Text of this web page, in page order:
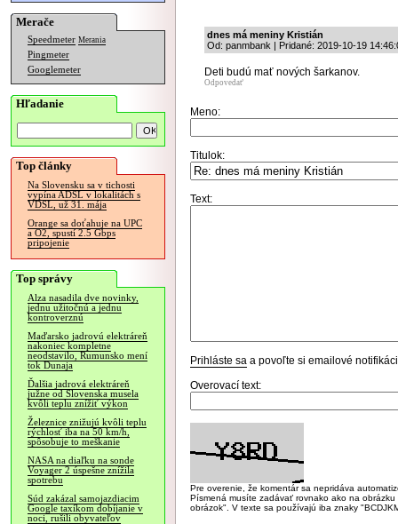
Merače
Speedmeter Merania
Pingmeter
Googlemeter
Hľadanie
Top články
Na Slovensku sa v tichosti
vypína ADSL v lokalitách s
VDSL, už 31. mája
Orange sa doťahuje na UPC
a O2, spustí 2.5 Gbps
pripojenie
Top správy
Alza nasadila dve novinky,
jednu užitočnú a jednu
kontroverznú
Maďarsko jadrovú elektráreň
nakoniec kompletne
neodstavilo, Rumunsko mení
tok Dunaja
Ďalšia jadrová elektráreň
južne od Slovenska musela
kvôli teplu znížiť výkon
Železnice znižujú kvôli teplu
rýchlosť iba na 50 km/h,
spôsobuje to meškanie
NASA na diaľku na sonde
Voyager 2 úspešne znížila
spotrebu
Súd zakázal samojazdiacim
Google taxíkom dobíjanie v
noci, rušili obyvateľov
dnes má meniny Kristián
Od: panmbank | Pridané: 2019-10-19
Deti budú mať nových šarkanov.
Odpovedať
Meno:
Titulok:
Text:
Prihláste sa a povoľte si emailové
Overovací text:
Pre overenie, že komentár sa nepridáva
Písmená musíte zadávať rovnako ako na
obrázok". V texte sa používajú iba znaky